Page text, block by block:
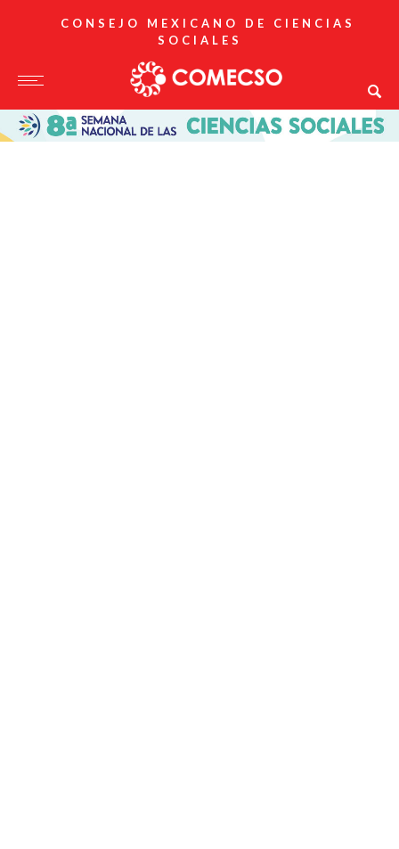
CONSEJO MEXICANO DE CIENCIAS
SOCIALES